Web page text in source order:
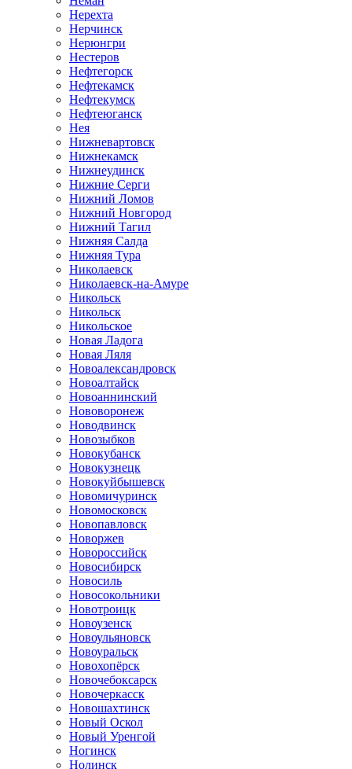
Нерехта
Нерчинск
Нерюнгри
Нестеров
Нефтегорск
Нефтекамск
Нефтекумск
Нефтеюганск
Нея
Нижневартовск
Нижнекамск
Нижнеудинск
Нижние Серги
Нижний Ломов
Нижний Новгород
Нижний Тагил
Нижняя Салда
Нижняя Тура
Николаевск
Николаевск-на-Амуре
Никольск
Никольск
Никольское
Новая Ладога
Новая Ляля
Новоалександровск
Новоалтайск
Новоаннинский
Нововоронеж
Новодвинск
Новозыбков
Новокубанск
Новокузнецк
Новокуйбышевск
Новомичуринск
Новомосковск
Новопавловск
Новоржев
Новороссийск
Новосибирск
Новосиль
Новосокольники
Новотроицк
Новоузенск
Новоульяновск
Новоуральск
Новохопёрск
Новочебоксарск
Новочеркасск
Новошахтинск
Новый Оскол
Новый Уренгой
Ногинск
Нолинск